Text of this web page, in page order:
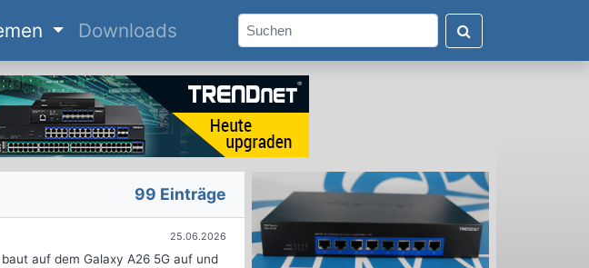
Downloads
99 Einträge
25.06.2026
auf dem Galaxy A26 5G auf und